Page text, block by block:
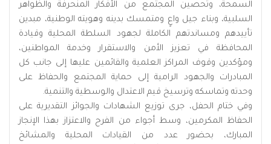
السمحة، وتحصين المجتمع من الأفكار المنحرفة والظواهر
السلبية، وبناء جيل واعٍ ومتمسك بدينه وهويته الوطنية، مبدين
تأييدهم ومساندتهم الكاملة لجهود السلطة المحلية وقيادة
المحافظة في تعزيز الأمن والاستقرار وخدمة المواطنين،
ومؤكدين وقوف المراكز العلمية والقائمين عليها إلى جانب كل
المبادرات والجهود الرامية إلى حماية المجتمع والحفاظ على
وحدته وتماسكه وترسيخ قيم الاعتدال والوسطية والتنمية.
وفي ختام الحفل، جرى توزيع الشهادات والجوائز التقديرية على
الحفاظ المكرمين، وسط أجواء من الفرح والاعتزاز بهذا الإنجاز
المبارك، بحضور عدد من القيادات المحلية والمشائخ